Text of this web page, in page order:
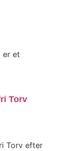
er et
Torv
Torv efter